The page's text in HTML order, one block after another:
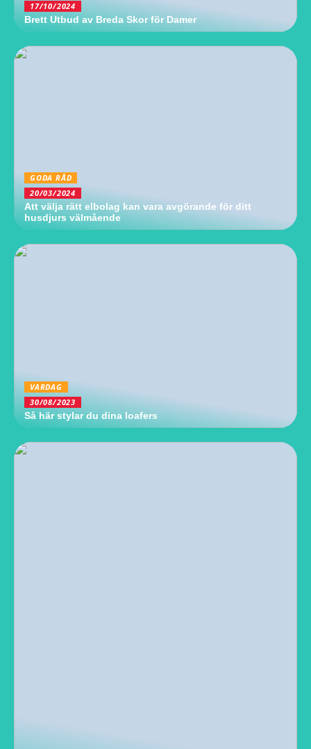
17/10/2024
Brett Utbud av Breda Skor för Damer
GODA RÅD
20/03/2024
Att välja rätt elbolag kan vara avgörande för ditt
husdjurs välmående
VARDAG
30/08/2023
Så här stylar du dina loafers